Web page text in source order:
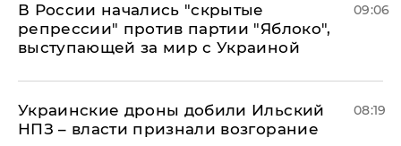
В России начались "скрытые
репрессии" против партии "Яблоко",
выступающей за мир с Украиной
09:06
Украинские дроны добили Ильский
НПЗ – власти признали возгорание
08:19